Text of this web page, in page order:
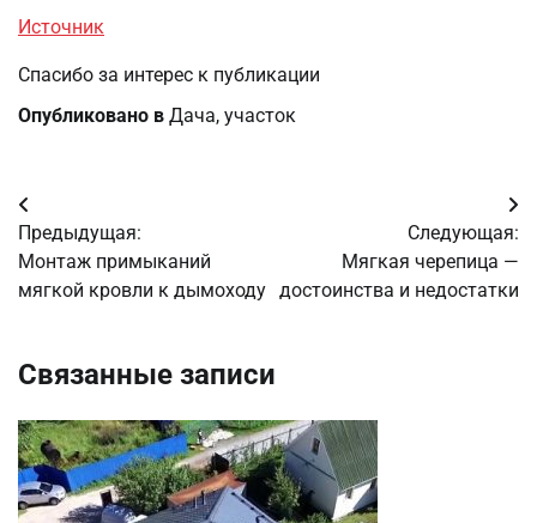
Источник
Спасибо за интерес к публикации
Опубликовано в Дача, участок
Навигация
по
записям
Предыдущая:
Монтаж примыканий
мягкой кровли к дымоходу
Следующая:
Мягкая черепица —
достоинства и недостатки
Связанные записи